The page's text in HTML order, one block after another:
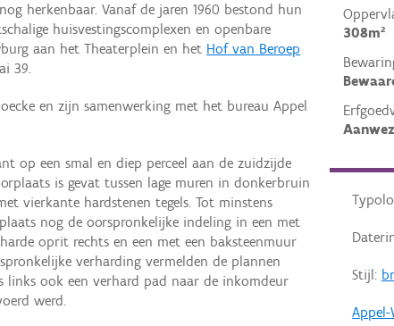
308m²
Stijl:
Appel-
herkenbaar. Vanaf de jaren 1960 bestond hun
huisvestingscomplexen en openbare
aan het Theaterplein en het Hof van Beroep
39.
en zijn samenwerking met het bureau Appel
op een smal en diep perceel aan de zuidzijde
is gevat tussen lage muren in donkerbruin
vierkante hardstenen tegels. Tot minstens
nog de oorspronkelijke indeling in een met
oprit rechts en een met een baksteenmuur
verharding vermelden de plannen
links ook een verhard pad naar de inkomdeur
werd.